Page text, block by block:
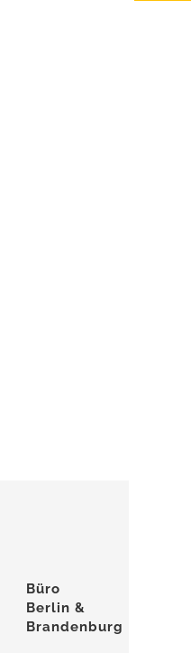
Büro
Berlin &
Brandenburg